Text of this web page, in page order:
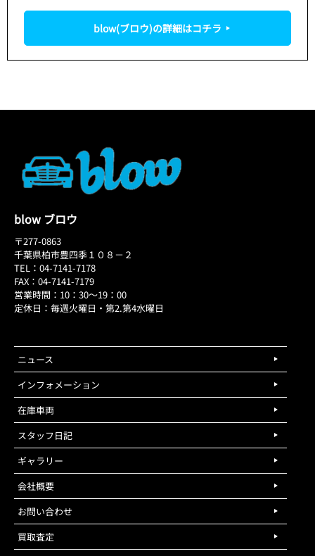
blow(ブロウ)の詳細はコチラ
blow ブロウ
〒277-0863
千葉県柏市豊四季１０８－２
TEL：04-7141-7178
FAX：04-7141-7179
営業時間：10：30～19：00
定休日：毎週火曜日・第2.第4水曜日
ニュース
インフォメーション
在庫車両
スタッフ日記
ギャラリー
会社概要
お問い合わせ
買取査定